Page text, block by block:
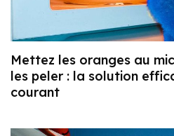
Mettez les oranges au
les peler : la solution
courant